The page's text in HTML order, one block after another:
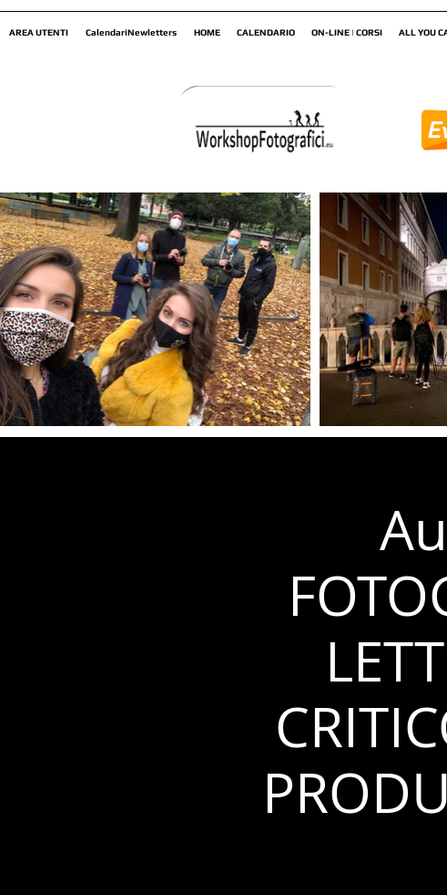
AREA UTENTI CalendariNewletters HOME CALENDARIO ON-LINE | CORSI ALL YOU